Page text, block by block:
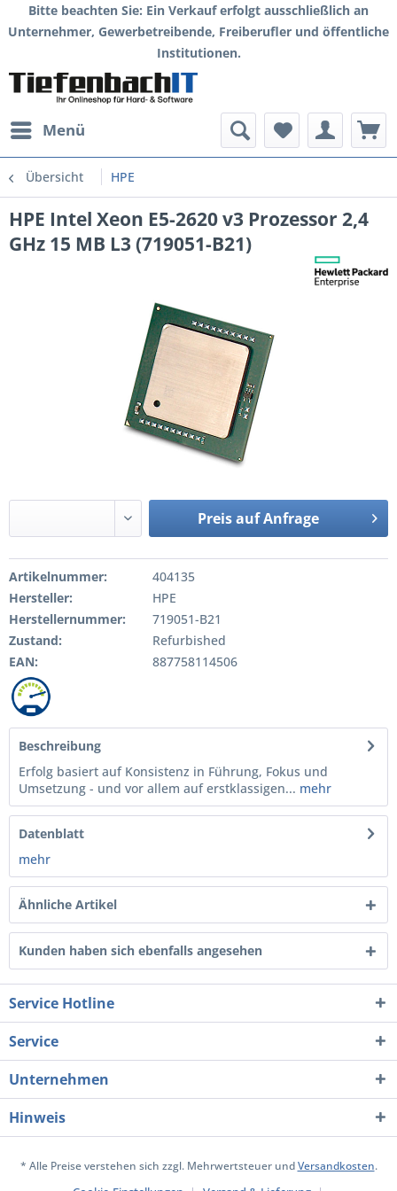
Bitte beachten Sie: Ein Verkauf erfolgt ausschließlich an
Unternehmer, Gewerbetreibende, Freiberufler und öffentliche
Institutionen.
Menü
Übersicht HPE
HPE Intel Xeon E5-2620 v3 Prozessor 2,4
GHz 15 MB L3 (719051-B21)
Preis auf Anfrage
Artikelnummer:
404135
Hersteller:
HPE
Herstellernummer:
719051-B21
Zustand:
Refurbished
EAN:
887758114506
Beschreibung
Erfolg basiert auf Konsistenz in Führung, Fokus und
Umsetzung - und vor allem auf erstklassigen... mehr
Datenblatt
mehr
Ähnliche Artikel
Kunden haben sich ebenfalls angesehen
Service Hotline
Service
Unternehmen
Hinweis
* Alle Preise verstehen sich zzgl. Mehrwertsteuer undVersandkosten.